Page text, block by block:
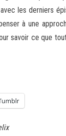
les derniers
à une
savoir ce que